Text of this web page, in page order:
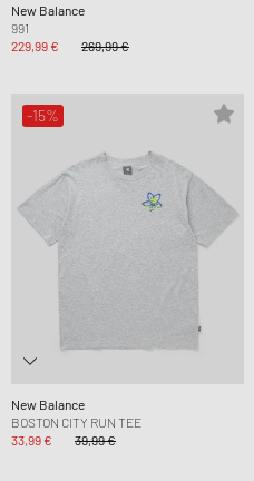
New Balance
991
229,99 €
269,99 €
-15%
New Balance
BOSTON CITY RUN TEE
33,99 €
39,99 €